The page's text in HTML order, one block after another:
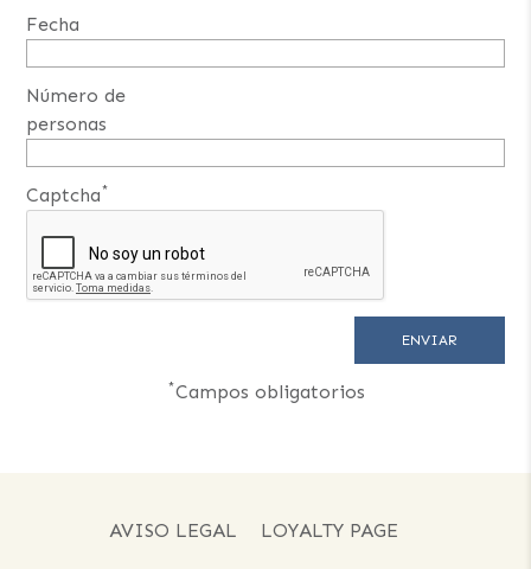
Fecha
Número de
personas
Captcha*
*Campos obligatorios
AVISO LEGAL LOYALTY PAGE